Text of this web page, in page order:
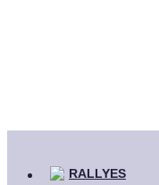
RALLYES